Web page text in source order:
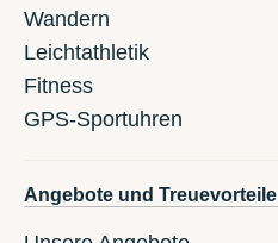
Wandern
Leichtathletik
Fitness
GPS-Sportuhren
Angebote und Treuevorteile